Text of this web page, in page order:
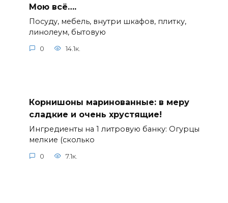
Мою всё….
Посуду, мебель, внутри шкафов, плитку,
линолеум, бытовую
0 14.1к.
Корнишоны маринованные: в меру
сладкие и очень хрустящие!
Ингредиенты на 1 литровую банку: Огурцы
мелкие (сколько
0 7.1к.